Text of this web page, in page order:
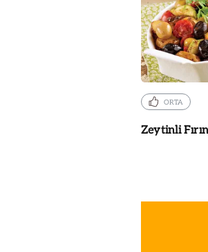
ORTA
Zeytinli